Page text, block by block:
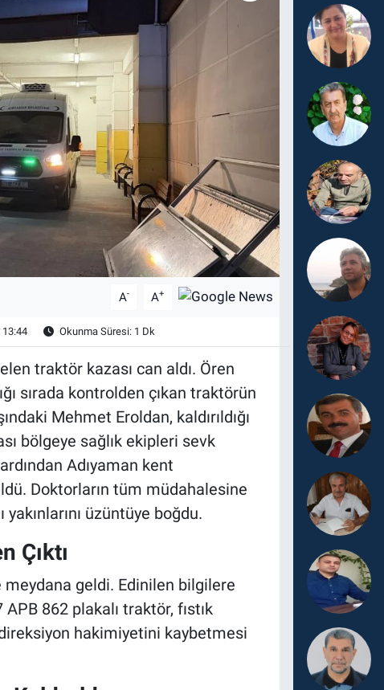
A- A+
13:44 Okunma Süresi: 1 Dk
traktör kazası can aldı. Ören
sırada kontrolden çıkan traktörün
Mehmet Eroldan, kaldırıldığı
bölgeye sağlık ekipleri sevk
Adıyaman kent
Doktorların tüm müdahalesine
üzüntüye boğdu.
Çıktı
meydana geldi. Edinilen bilgilere
862 plakalı traktör, fıstık
hakimiyetini kaybetmesi